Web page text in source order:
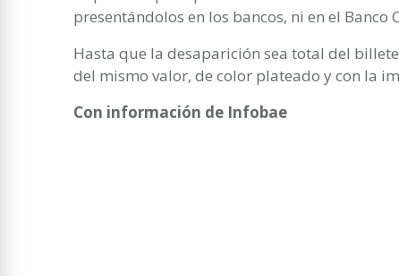
presentándolos en los bancos, ni en el
Hasta que la desaparición sea total del
del mismo valor, de color plateado y con la
Con información de Infobae